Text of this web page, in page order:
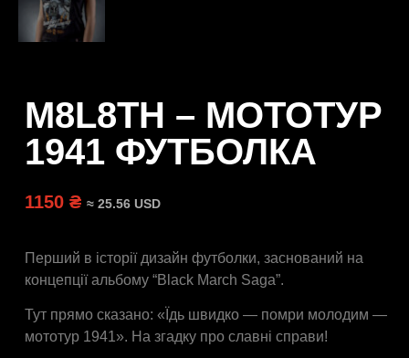
M8L8TH – МОТОТУР
1941 ФУТБОЛКА
1150 ₴ ≈ 25.56 USD
Перший в історії дизайн футболки, заснований на
концепції альбому “Black March Saga”.
Тут прямо сказано: «Їдь швидко — помри молодим —
мототур 1941». На згадку про славні справи!